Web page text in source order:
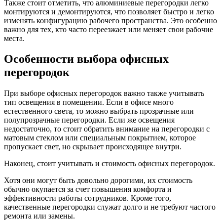
Также стоит отметить, что алюминиевые перегородки легко
монтируются и демонтируются, что позволяет быстро и легко
изменять конфигурацию рабочего пространства. Это особенно
важно для тех, кто часто переезжает или меняет свои рабочие
места.
Особенности выбора офисных
перегородок
При выборе офисных перегородок важно также учитывать
тип освещения в помещении. Если в офисе много
естественного света, то можно выбрать прозрачные или
полупрозрачные перегородки. Если же освещения
недостаточно, то стоит обратить внимание на перегородки с
матовым стеклом или специальным покрытием, которое
пропускает свет, но скрывает происходящее внутри.
Наконец, стоит учитывать и стоимость офисных перегородок.
Хотя они могут быть довольно дорогими, их стоимость
обычно окупается за счет повышения комфорта и
эффективности работы сотрудников. Кроме того,
качественные перегородки служат долго и не требуют частого
ремонта или замены.